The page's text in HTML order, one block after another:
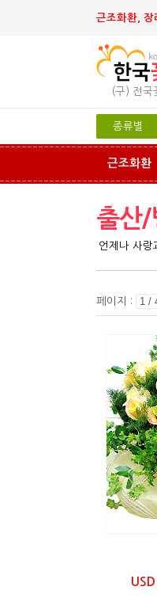
근조화환, 장
(구) 전국
종류별
근조화환
출산/
언제나 사랑
페이지 :